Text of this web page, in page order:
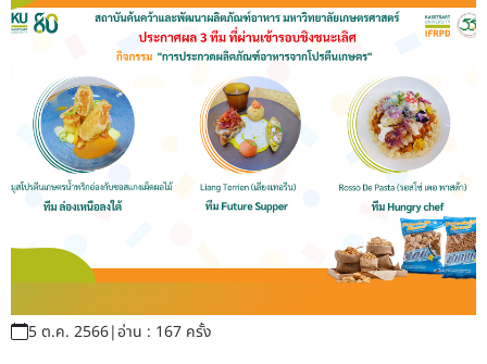
สายตรงผู้บริหาร
5 ต.ค. 2566|อ่าน : 167 ครั้ง